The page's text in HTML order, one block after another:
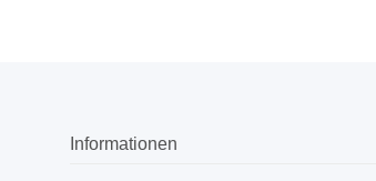
Informationen